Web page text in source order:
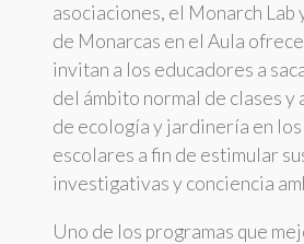
asociaciones, el Monarch Lab
de Monarcas en el Aula
invitan a los educadores a
del ámbito normal de clases y
de ecología y jardinería en
escolares a fin de estimular
investigativas y conciencia
Uno de los programas que